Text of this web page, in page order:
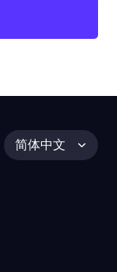
简体中文